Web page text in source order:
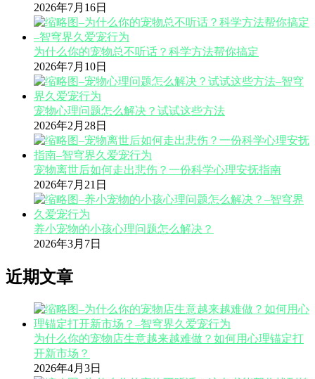
2026年7月16日
为什么你的宠物总不听话？科学方法帮你搞定
2026年7月10日
宠物心理问题怎么解决？试试这些方法
2026年2月28日
宠物离世后如何走出悲伤？一份科学心理安抚指南
2026年7月21日
养小宠物的小孩心理问题怎么解决？
2026年3月7日
近期文章
为什么你的宠物店生意越来越难做？如何用心理锚定打
开新市场？
2026年4月3日